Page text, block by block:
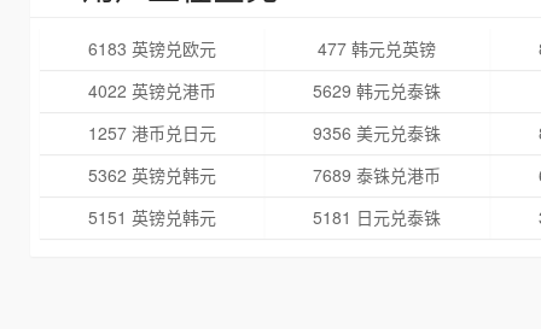
6183 英镑兑欧元 477 韩元兑英镑
4022 英镑兑港币
5629 韩元兑泰铢
1257 港币兑日元
9356 美元兑泰铢
5362 英镑兑韩元
7689 泰铢兑港币
5151 英镑兑韩元
5181 日元兑泰铢